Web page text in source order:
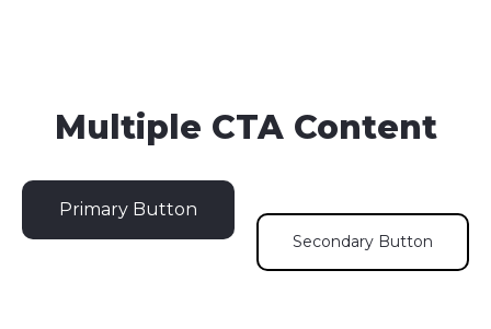
Multiple CTA Content
Primary Button
Secondary Button